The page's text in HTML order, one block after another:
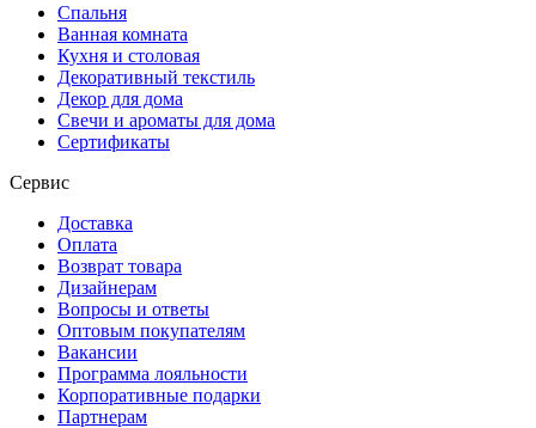
Спальня
Ванная комната
Кухня и столовая
Декоративный текстиль
Декор для дома
Свечи и ароматы для дома
Сертификаты
Сервис
Доставка
Оплата
Возврат товара
Дизайнерам
Вопросы и ответы
Оптовым покупателям
Вакансии
Программа лояльности
Корпоративные подарки
Партнерам